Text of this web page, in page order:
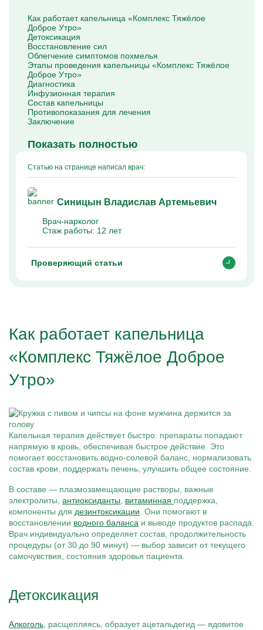
Цераксон капельница
Капельница Церебролизин
Капельница Мильгамма
Капельница Цефтриаксон
Капельница Ципрофлоксацин
Капельница Рингер
Как работает капельница «Комплекс Тяжёлое
Доброе Утро»
Детоксикация
Восстановление сил
Облегчение симптомов похмелья
Этапы проведения капельницы «Комплекс Тяжёлое
Доброе Утро»
Диагностика
Инфузионная терапия
Состав капельницы
Противопоказания для лечения
Заключение
Показать полностью
Статью на странице написал врач:
Синицын Владислав Артемьевич
Врач-нарколог
Стаж работы: 12 лет
Проверяющий статьи
Как работает капельница
«Комплекс Тяжёлое Доброе
Утро»
Капельная терапия действует быстро: препараты попадают
напрямую в кровь, обеспечивая быстрое действие. Это
помогает восстановить водно-солевой баланс, нормализовать
состав крови, поддержать печень, улучшить общее состояние.
В составе — плазмозамещающие растворы, важные
электролиты, антиоксиданты витаминная поддержка,
компоненты для дезинтоксикации . Они помогают в
восстановлении водного баланса и выводе продуктов распада.
Врач индивидуально определяет состав, продолжительность
процедуры (от 30 до 90 минут) — выбор зависит от текущего
самочувствия, состояния здоровья пациента.
Детоксикация
Алкоголь , расщепляясь, образует ацетальдегид — ядовитое